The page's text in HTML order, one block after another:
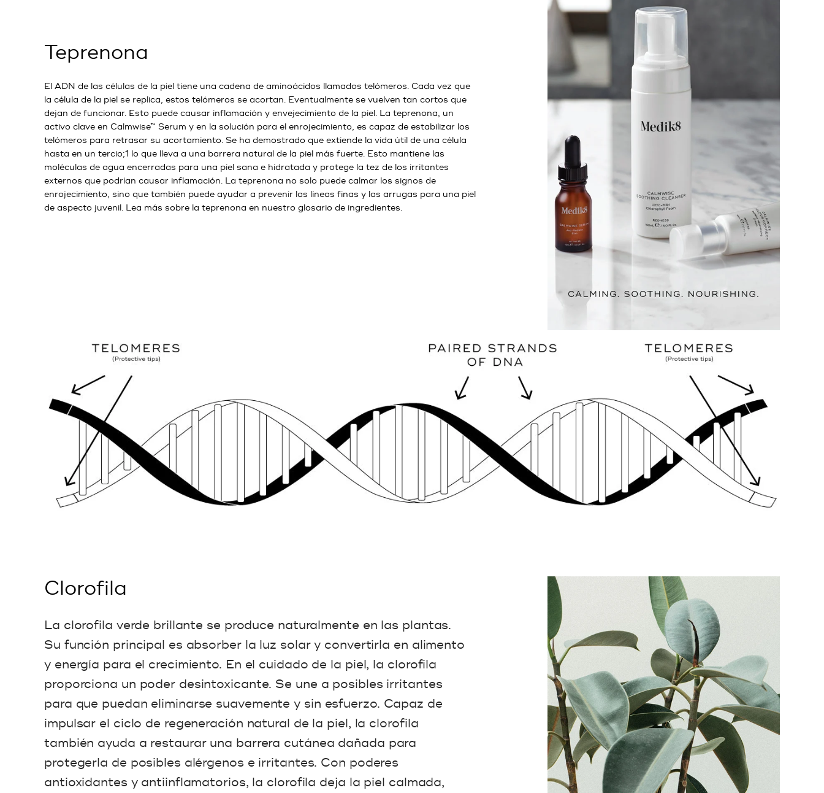
Teprenona
El ADN de las células de la piel tiene una cadena de aminoácidos llamados telómeros. Cada vez que
la célula de la piel se replica, estos telómeros se acortan. Eventualmente se vuelven tan cortos que
dejan de funcionar. Esto puede causar inflamación y envejecimiento de la piel. La teprenona, un
activo clave en Calmwise™ Serum y en la solución para el enrojecimiento, es capaz de estabilizar los
telómeros para retrasar su acortamiento. Se ha demostrado que extiende la vida útil de una célula
hasta en un tercio;1 lo que lleva a una barrera natural de la piel más fuerte. Esto mantiene las
moléculas de agua encerradas para una piel sana e hidratada y protege la tez de los irritantes
externos que podrían causar inflamación. La teprenona no solo puede calmar los signos de
enrojecimiento, sino que también puede ayudar a prevenir las líneas finas y las arrugas para una piel
de aspecto juvenil. Lea más sobre la teprenona en nuestro glosario de ingredientes.
Clorofila
La clorofila verde brillante se produce naturalmente en las plantas.
Su función principal es absorber la luz solar y convertirla en alimento
y energía para el crecimiento. En el cuidado de la piel, la clorofila
proporciona un poder desintoxicante. Se une a posibles irritantes
para que puedan eliminarse suavemente y sin esfuerzo. Capaz de
impulsar el ciclo de regeneración natural de la piel, la clorofila
también ayuda a restaurar una barrera cutánea dañada para
protegerla de posibles alérgenos e irritantes. Con poderes
antioxidantes y antiinflamatorios, la clorofila deja la piel calmada,